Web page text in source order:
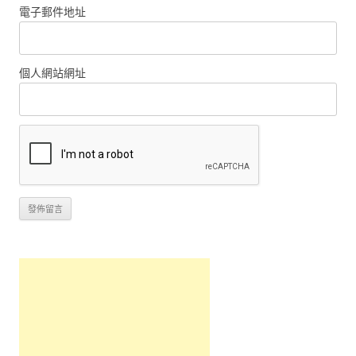
電子郵件地址
個人網站網址